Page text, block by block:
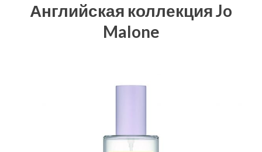
Английская коллекция Jo
Malone